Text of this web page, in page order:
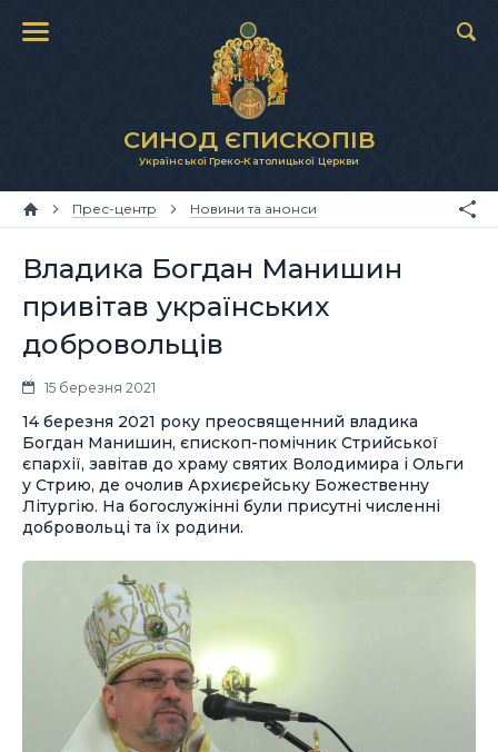
СИНОД ЄПИСКОПІВ
Української Греко-Католицької Церкви
Прес-центр Новини та анонси
Владика Богдан Манишин
привітав українських
добровольців
15 березня 2021
14 березня 2021 року преосвященний владика
Богдан Манишин, єпископ-помічник Стрийської
єпархії, завітав до храму святих Володимира і Ольги
у Стрию, де очолив Архиєрейську Божественну
Літургію. На богослужінні були присутні численні
добровольці та їх родини.